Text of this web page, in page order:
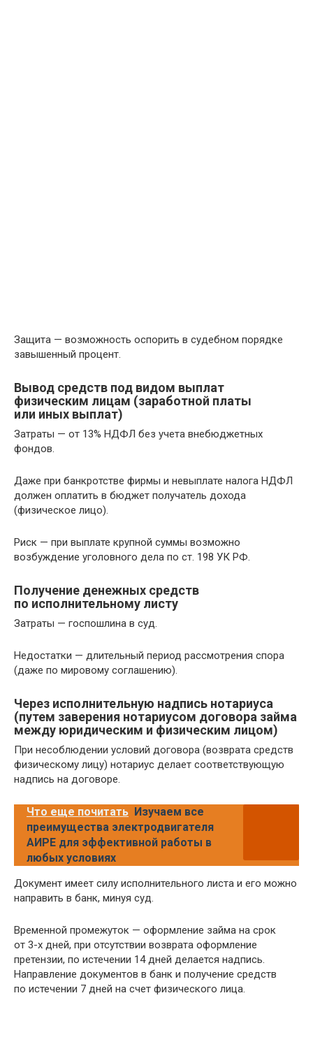
Защита — возможность оспорить в судебном порядке
завышенный процент.
Вывод средств под видом выплат
физическим лицам (заработной платы
или иных выплат)
Затраты — от 13% НДФЛ без учета внебюджетных
фондов.
Даже при банкротстве фирмы и невыплате налога НДФЛ
должен оплатить в бюджет получатель дохода
(физическое лицо).
Риск — при выплате крупной суммы возможно
возбуждение уголовного дела по ст. 198 УК РФ.
Получение денежных средств
по исполнительному листу
Затраты — госпошлина в суд.
Недостатки — длительный период рассмотрения спора
(даже по мировому соглашению).
Через исполнительную надпись нотариуса
(путем заверения нотариусом договора займа
между юридическим и физическим лицом)
При несоблюдении условий договора (возврата средств
физическому лицу) нотариус делает соответствующую
надпись на договоре.
Что еще почитать Изучаем все
преимущества электродвигателя
АИРЕ для эффективной работы в
любых условиях
Документ имеет силу исполнительного листа и его можно
направить в банк, минуя суд.
Временной промежуток — оформление займа на срок
от 3-х дней, при отсутствии возврата оформление
претензии, по истечении 14 дней делается надпись.
Направление документов в банк и получение средств
по истечении 7 дней на счет физического лица.